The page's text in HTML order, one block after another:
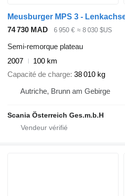
Meusburger MPS 3 -
74 730 MAD
6 950 € ≈ 8 030 $US
Semi-remorque plateau
2007
100 km
Capacité de charge 38 010 kg
Autriche, Brunn am Gebirge
Scania Österreich Ges.m.b.H